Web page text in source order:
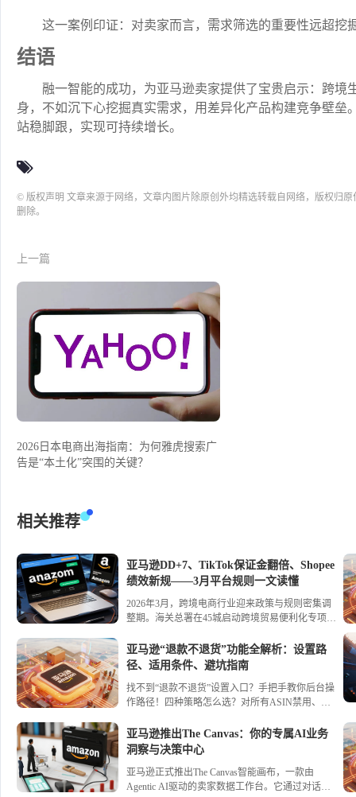
这一案例印证：对卖家而言，需求筛选的重要性远超挖
结语
融一智能的成功，为亚马逊卖家提供了宝贵启示：跨
身，不如沉下心挖掘真实需求，用差异化产品构建竞争壁
站稳脚跟，实现可持续增长。
© 版权声明 文章来源于网络，文章内图片除原创外均精选转载自网络，版权归
删除。
上一篇
2026日本电商出海指南：为何雅虎搜索广
告是“本土化”突围的关键？
相关推荐
亚马逊DD+7、TikTok保证金翻倍、Shopee
绩效新规——3月平台规则一文读懂
2026年3月，跨境电商行业迎来政策与规则密集调
整期。海关总署在45城启动跨境贸易便利化专项行
级；全国首票“TIR+保税”模式落地，西安开通多式
联运直达中亚新通道。平台方面，亚马逊推行
站保证金翻倍并上线账号健康评分；Shopee新加坡
站商城新绩效规则生效。进口监管转向前置清退，
个，对加拿大油菜籽、日本加拿大卤化丁基橡胶开
征反倾销税。
亚马逊“退款不退货”功能全解析：设置路
径、适用条件、避坑指南
找不到“退款不退货”设置入口？手把手教你后台操
作路径！四种策略怎么选？对所有ASIN禁用、为
配——一文讲透优缺点。附低货值/中价商品开启
建议、部分退款折中方案，让退货成本可控，利润
亚马逊推出The Canvas：你的专属AI业务
洞察与决策中心
亚马逊正式推出The Canvas智能画布，一款由
Agentic AI驱动的卖家数据工作台。它通过对话式